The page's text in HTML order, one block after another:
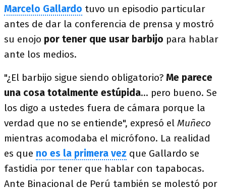
Marcelo Gallardo tuvo un episodio particular
antes de dar la conferencia de prensa y mostró
su enojo por tener que usar barbijo para hablar
ante los medios.
"¿El barbijo sigue siendo obligatorio? Me parece
una cosa totalmente estúpida... pero bueno. Se
los digo a ustedes fuera de cámara porque la
verdad que no se entiende", expresó el Muñeco
mientras acomodaba el micrófono. La realidad
es que no es la primera vez que Gallardo se
fastidia por tener que hablar con tapabocas.
Ante Binacional de Perú también se molestó por